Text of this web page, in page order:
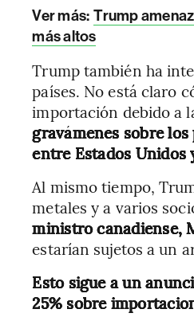
Ver más: Trump
más altos
Trump también ha
países. No está claro
importación debido a
gravámenes sobre
entre Estados Unidos
Al mismo tiempo,
metales y a varios
ministro canadiense,
estarían sujetos a un
Esto sigue a un
25% sobre